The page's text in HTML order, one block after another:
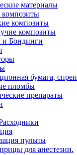
материалы
композиты
композиты
и Бондинги
бумага, спреи
пломбы
препараты
пульпы
для анестезии.